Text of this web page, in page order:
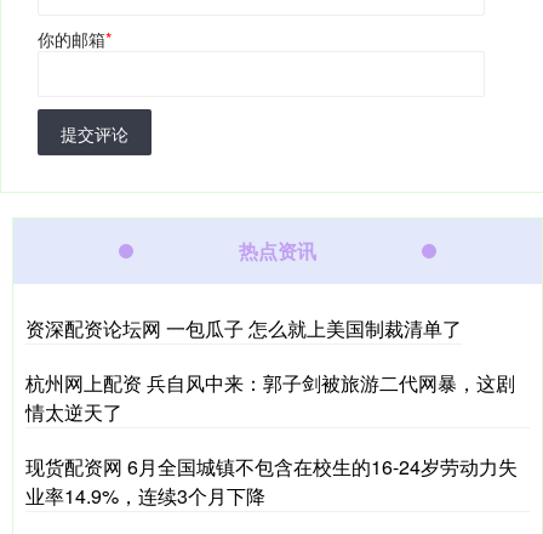
你的邮箱*
提交评论
热点资讯
资深配资论坛网 一包瓜子 怎么就上美国制裁清单了
杭州网上配资 兵自风中来：郭子剑被旅游二代网暴，这剧
情太逆天了
现货配资网 6月全国城镇不包含在校生的16-24岁劳动力失
业率14.9%，连续3个月下降